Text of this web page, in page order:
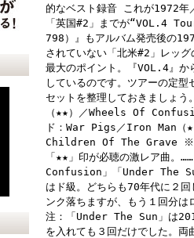
的なベスト録音 これが1972年
「英国#2」までが“VOL.4
798）』もアルバム発売後の
されていない「北米#2」レッ
最大のポイント。『VOL.4』か
しているのです。ツアーの定
セットを整理しておきまし
（★★）／Wheels Of
ド：War Pigs／Iron Man（★
Children Of The Grave ※注
「★★」印が必聴の激レア曲。
Confusion」「Under The Sun
はド級。どちらも70年代に２
ンク落ちますが、もう１回分は
注：「Under The Sun」は
を入れても３回だけでした。